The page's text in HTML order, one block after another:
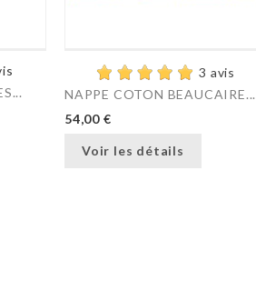
3 avis
NAPPE COTON BEAUCAIRE...
54,00 €
Voir les détails